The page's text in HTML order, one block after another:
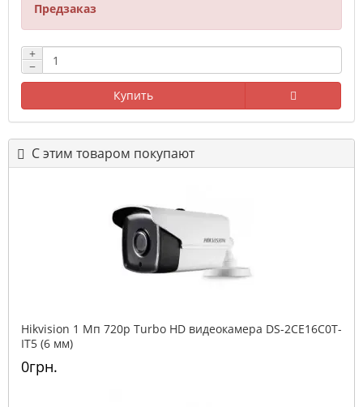
Предзаказ
+
−
Купить
С этим товаром покупают
Hikvision 1 Мп 720p Turbo HD видеокамера DS-2CE16C0T-
IT5 (6 мм)
0грн.